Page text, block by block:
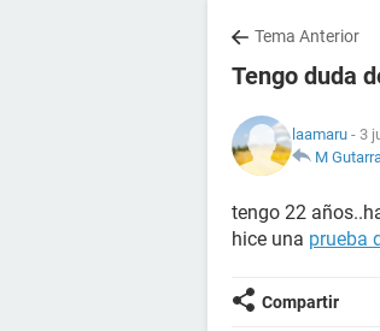
Tema Anterior
Tengo duda
laamaru - 3
M
tengo 22
hice una prueba
Compartir